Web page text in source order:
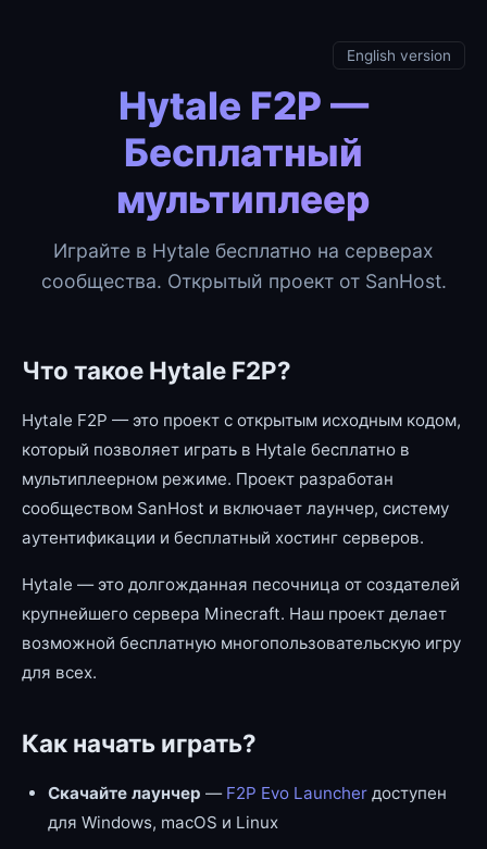
English version
Hytale F2P —
Бесплатный
мультиплеер
Играйте в Hytale бесплатно на серверах
сообщества. Открытый проект от SanHost.
Что такое Hytale F2P?
Hytale F2P — это проект с открытым исходным кодом,
который позволяет играть в Hytale бесплатно в
мультиплеерном режиме. Проект разработан
сообществом SanHost и включает лаунчер, систему
аутентификации и бесплатный хостинг серверов.
Hytale — это долгожданная песочница от создателей
крупнейшего сервера Minecraft. Наш проект делает
возможной бесплатную многопользовательскую игру
для всех.
Как начать играть?
Скачайте лаунчер — F2P Evo Launcher доступен
для Windows, macOS и Linux